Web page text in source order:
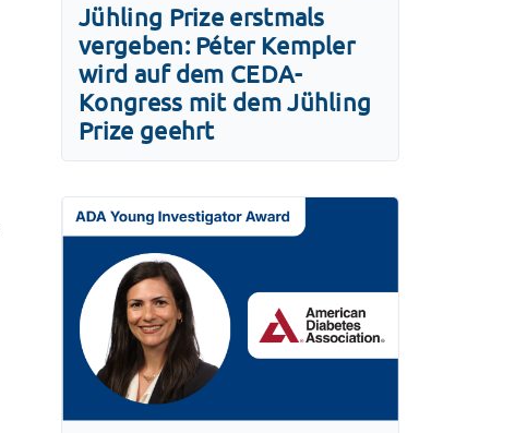
Jühling Prize erstmals
vergeben: Péter Kempler
wird auf dem CEDA-
Kongress mit dem Jühling
Prize geehrt